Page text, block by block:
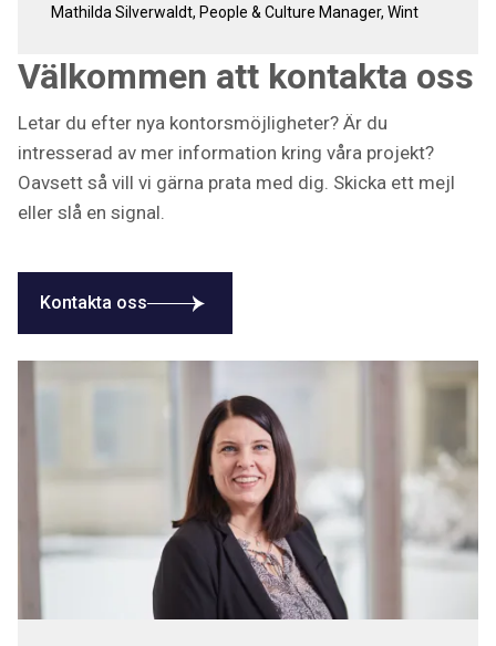
Mathilda Silverwaldt, People & Culture Manager, Wint
Välkommen att kontakta oss
Letar du efter nya kontorsmöjligheter? Är du
intresserad av mer information kring våra projekt?
Oavsett så vill vi gärna prata med dig. Skicka ett mejl
eller slå en signal.
Kontakta oss